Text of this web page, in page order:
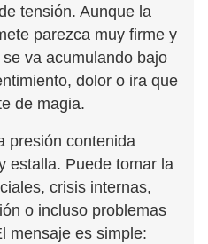
tensión. Aunque la
parezca muy firme y
va acumulando bajo
dolor o ira que
de magia.
presión contenida
estalla. Puede tomar la
crisis internas,
o incluso problemas
mensaje es simple: